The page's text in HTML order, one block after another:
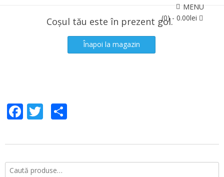
(0) - 0.00lei
MENU
Coșul tău este în prezent gol.
Înapoi la magazin
Facebook
Twitter
Caută: